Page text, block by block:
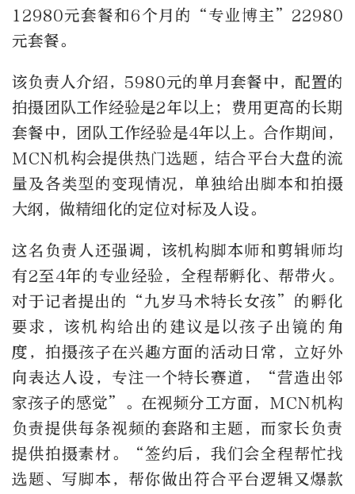
12980元套餐和6个月的“专业博主”22980
元套餐。
该负责人介绍，5980元的单月套餐中，配置的
拍摄团队工作经验是2年以上；费用更高的长期
套餐中，团队工作经验是4年以上。合作期间，
MCN机构会提供热门选题，结合平台大盘的流
量及各类型的变现情况，单独给出脚本和拍摄
大纲，做精细化的定位对标及人设。
这名负责人还强调，该机构脚本师和剪辑师均
有2至4年的专业经验，全程帮孵化、帮带火。
对于记者提出的“九岁马术特长女孩”的孵化
要求，该机构给出的建议是以孩子出镜的角
度，拍摄孩子在兴趣方面的活动日常，立好外
向表达人设，专注一个特长赛道，“营造出邻
家孩子的感觉”。在视频分工方面，MCN机构
负责提供每条视频的套路和主题，而家长负责
提供拍摄素材。“签约后，我们会全程帮忙找
选题、写脚本，帮你做出符合平台逻辑又爆款